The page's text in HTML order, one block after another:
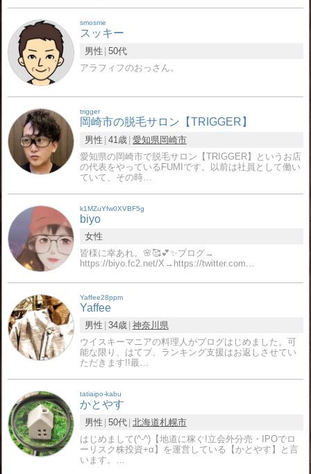
smosme
スッキー
男性 50代
アラフィフのおっさん。
trigger
岡崎市の脱毛サロン【TRIGGER】
男性 41歳 愛知県 岡崎市
愛知県の岡崎市で脱毛サロン【TRIGGER】というお店
の代表をやっているFUMIです。以前は社員として働い
ていて、その時…
k1MZuYfw0XVBF5g
biyo
女性
皆様に幸あれ。🌸🥰💕✨ブログ→
https://biyo.fc2.net/X→https://twitter.com…
Yaffee28ppm
Yaffee
男性 34歳 神奈川県
ウイスキーマニアの料理人がブログはじめました。可
能な限り、はてブ、ランキング支援はお返しさせてい
ただきます!!最…
tatiaipo-kabu
かとやす
男性 50代 北海道札幌市
はじめまして(^-^)【地道に稼ぐ!立会外分売・IPOでロ
ーリスク株投資+α】を運営している【かとやす】と言
います。…